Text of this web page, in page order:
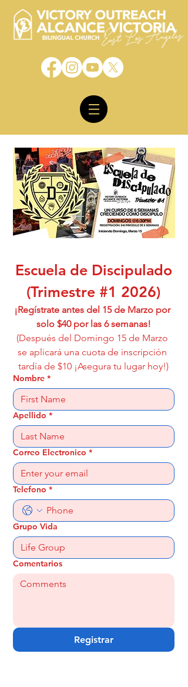
Escuela de Discipulado
(Trimestre #1 2026)
¡Regístrate antes del 15 de Marzo por
solo $40 por las 6 semanas!
(Después del Domingo 15 de Marzo
se aplicará una cuota de inscripción
tardía de $10 ¡Asegura tu lugar hoy!)
Nombre *
Apellido *
Correo Electronico *
Telefono *
Grupo Vida
Comentarios
Registrar